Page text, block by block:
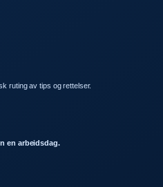
ruting av tips og rettelser.
en arbeidsdag.